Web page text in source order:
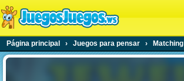
Página principal › Juegos para pensar › Matching